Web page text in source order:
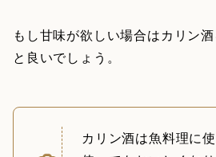
もし甘味が欲しい場合はカリン
と良いでしょう。
カリン酒は魚料理に